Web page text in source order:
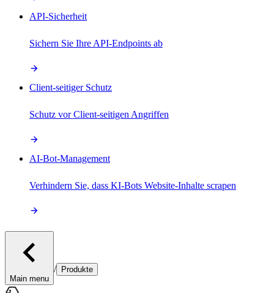
API-Sicherheit
Sichern Sie Ihre API-Endpoints ab
Client-seitiger Schutz
Schutz vor Client-seitigen Angriffen
AI-Bot-Management
Verhindern Sie, dass KI-Bots Website-Inhalte scrapen
Main menu
/ Produkte